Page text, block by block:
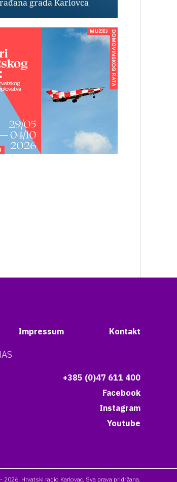
Impressum Kontakt
+385 (0)47 611 400
Facebook
Instagram
Youtube
2026. Hrvatski radio Karlovac. Sva prava pridržana.